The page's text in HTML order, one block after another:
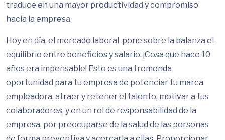
traduce en una mayor productividad y compromiso
hacia la empresa.
Hoy en día, el mercado laboral pone sobre la balanza el
equilibrio entre beneficios y salario. ¡Cosa que hace 10
años era impensable! Esto es una tremenda
oportunidad para tu empresa de potenciar tu marca
empleadora, atraer y retener el talento, motivar a tus
colaboradores, y en un rol de responsabilidad de la
empresa, por preocuparse de la salud de las personas